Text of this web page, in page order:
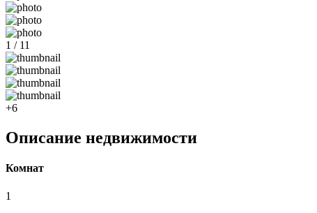
1 / 11
+6
Описание недвижимости
Комнат
1